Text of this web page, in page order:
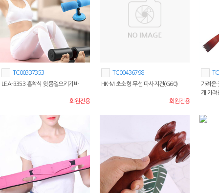
TC00337353
LEA-B353 흡착식 윗몸일으키기바
회원전용
TC00436798
HK-M 초소형 무선 마사지건(G60)
회원전용
가려운
개 가려